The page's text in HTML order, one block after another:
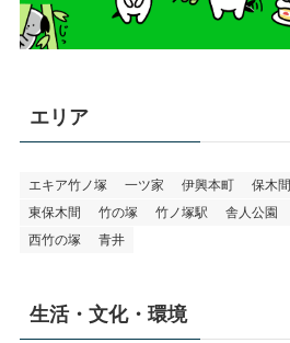
エリア
エキア竹ノ塚 一ツ家 伊興本町 保木間
東保木間
竹の塚 竹ノ塚駅 舎人公園
西竹の塚
青井
生活・文化・環境